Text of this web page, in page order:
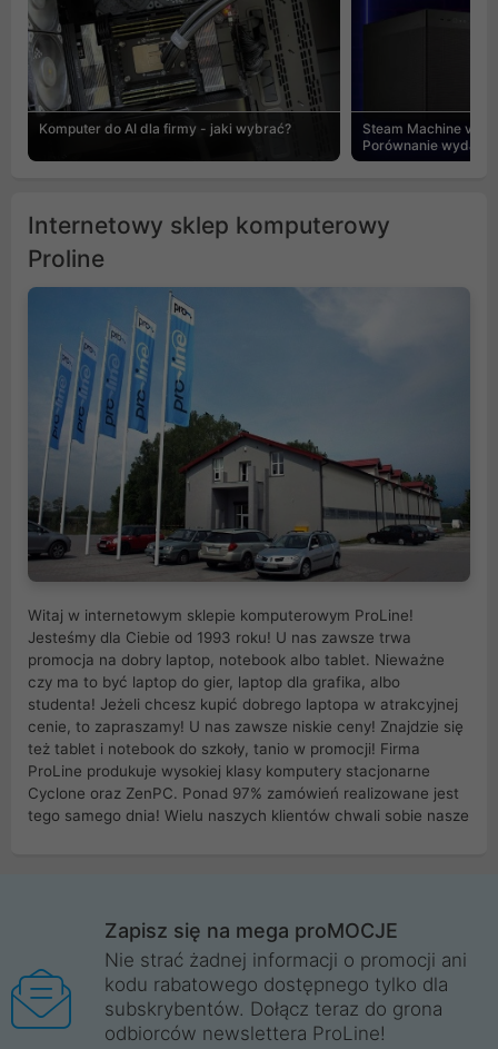
Komputer do AI dla firmy - jaki wybrać?
Steam Machine vs
Porównanie
Internetowy sklep komputerowy
Proline
Witaj w internetowym sklepie komputerowym ProLine!
Jesteśmy dla Ciebie od 1993 roku! U nas zawsze trwa
promocja na dobry laptop, notebook albo tablet. Nieważne
czy ma to być laptop do gier, laptop dla grafika, albo
studenta! Jeżeli chcesz kupić dobrego laptopa w atrakcyjnej
cenie, to zapraszamy! U nas zawsze niskie ceny! Znajdzie się
też tablet i notebook do szkoły, tanio w promocji! Firma
ProLine produkuje wysokiej klasy komputery stacjonarne
Cyclone oraz ZenPC. Ponad 97% zamówień realizowane jest
tego samego dnia! Wielu naszych klientów chwali sobie nasze
Wrocław, Poznań, Legnica, Katowice, Gliwice, Kalisz, Bytom,
Trzebnica, Opole. Szybka i profesjonalna obsługa!
ProLine to polska firma ze 100% polskim kapitałem. Działamy
legalnie i płacimy podatki w naszym kraju! Posiadamy siedzibę
główną w Mirkowie oraz salony na terenie kraju. Cała
Zapisz się na mega proMOCJE
Nie strać żadnej informacji o promocji ani
kodu rabatowego dostępnego tylko dla
subskrybentów. Dołącz teraz do grona
odbiorców newslettera ProLine!